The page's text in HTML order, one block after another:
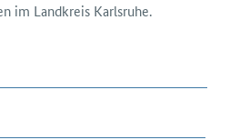
im Land­kreis Karlsruhe.